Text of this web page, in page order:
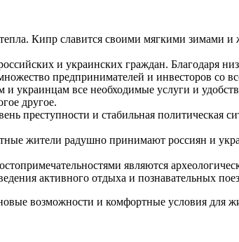
Кипр славится своими мягкими зимами и
и украинских граждан. Благодаря
предпринимателей и инвесторов со
и украинцам все необходимые услуги и
другое.
преступности и стабильная политическая
жители радушно принимают россиян и
являются
активного отдыха и познавательных
возможности и комфортные условия для